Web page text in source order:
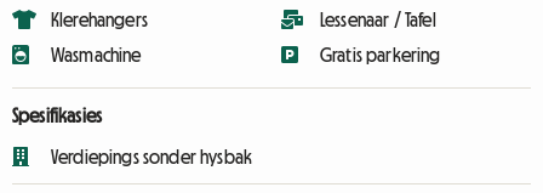
Klerehangers
Wasmachine
Lessenaar / Tafel
Gratis parkering
Spesifikasies
Verdiepings sonder hysbak